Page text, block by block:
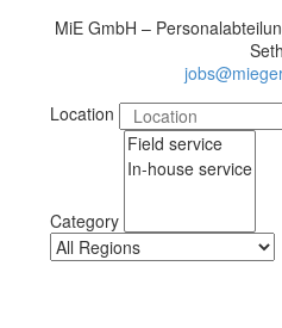
MiE GmbH –
Seth
Location
Category